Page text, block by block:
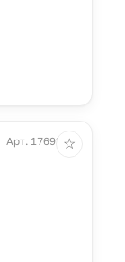
Арт. 17693.30
☆